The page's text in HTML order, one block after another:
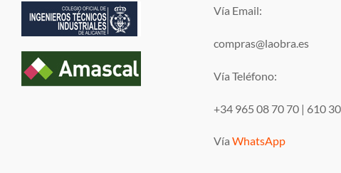
Vía Email:
compras@laobra.es
Vía Teléfono:
+34 965 08 70 70 | 610
Vía WhatsApp